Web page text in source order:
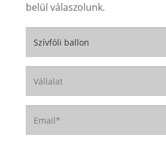
belül válaszolunk.